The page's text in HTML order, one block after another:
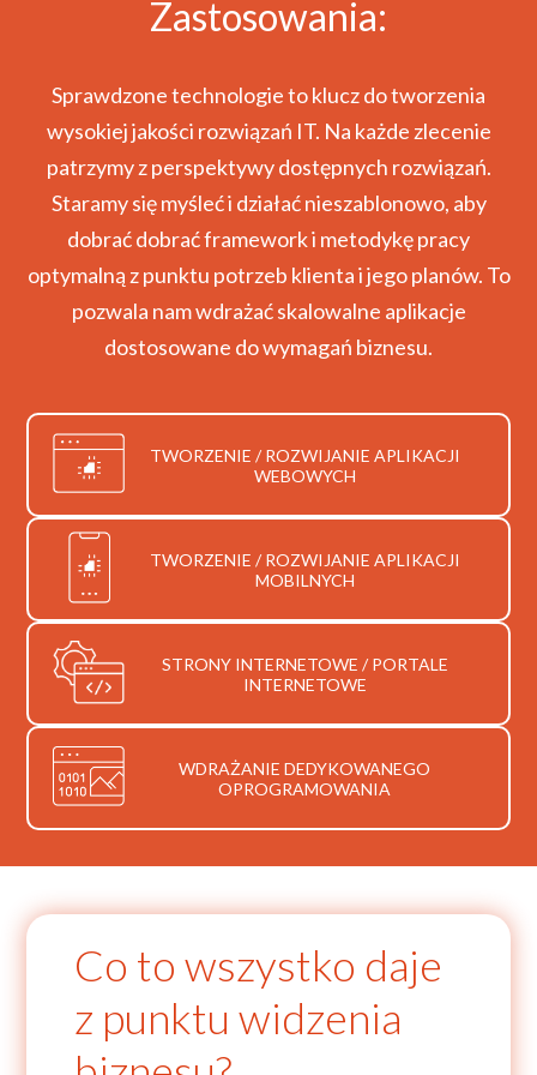
aplikacji wykorzystujących go jako system
Zastosowania:
Sprawdzone technologie to klucz do tworzenia
wysokiej jakości rozwiązań IT. Na każde zlecenie
patrzymy z perspektywy dostępnych rozwiązań.
Staramy się myśleć i działać nieszablonowo, aby
dobrać dobrać framework i metodykę pracy
optymalną z punktu potrzeb klienta i jego planów. To
pozwala nam wdrażać skalowalne aplikacje
dostosowane do wymagań biznesu.
TWORZENIE / ROZWIJANIE APLIKACJI
WEBOWYCH
TWORZENIE / ROZWIJANIE APLIKACJI
MOBILNYCH
STRONY INTERNETOWE / PORTALE
INTERNETOWE
WDRAŻANIE DEDYKOWANEGO
OPROGRAMOWANIA
Co to wszystko daje
z punktu widzenia